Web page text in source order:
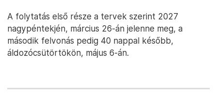
A folytatás első része a tervek szerint 2027
nagypéntekjén, március 26-án jelenne meg, a
második felvonás pedig 40 nappal később,
áldozócsütörtökön, május 6-án.